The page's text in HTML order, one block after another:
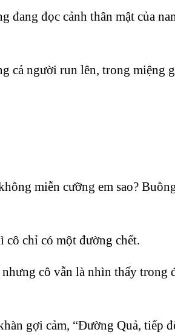
đọc cảnh thân mật của
cả người run lên, trong miệng
miễn cưỡng em sao?
cô chỉ có một đường chết.
cô vẫn là nhìn thấy
gợi cảm, “Đường Quả, tiếp